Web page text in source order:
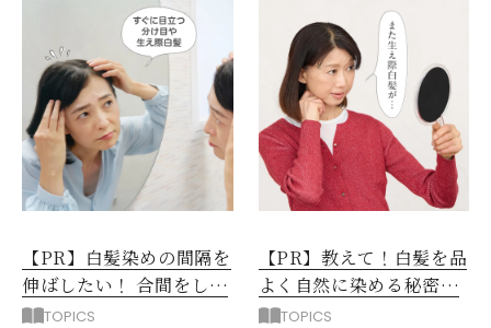
【PR】白髪染めの間隔を
伸ばしたい！ 合間をしの
ぐセルフケアアイテム3選
TOPICS
【PR】教えて！白髪を品
よく自然に染める秘密っ
て？TOPICS